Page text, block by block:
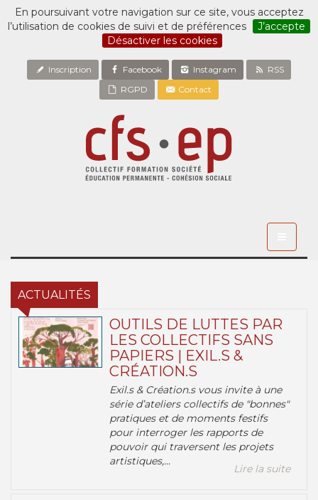
En poursuivant votre navigation sur ce site, vous acceptez
l’utilisation de cookies de suivi et de préférences
J’accepte
Désactiver les cookies
Inscription Facebook Instagram
RSS
RGPD
Contact
ACTUALITÉS
OUTILS DE LUTTES PAR
LES COLLECTIFS SANS
PAPIERS | EXIL.S &
CRÉATION.S
Exil.s & Création.s vous invite à une
série d’ateliers collectifs de "bonnes"
pratiques et de moments festifs
pour interroger les rapports de
pouvoir qui traversent les projets
artistiques,...
Lire la suite